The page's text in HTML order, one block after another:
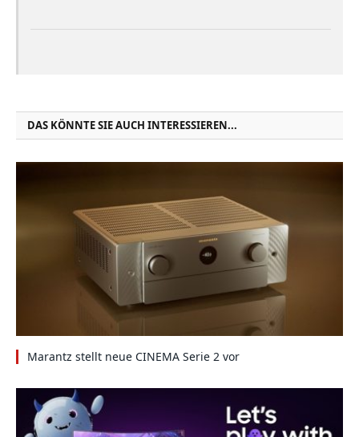
DAS KÖNNTE SIE AUCH INTERESSIEREN...
Marantz stellt neue CINEMA Serie 2 vor